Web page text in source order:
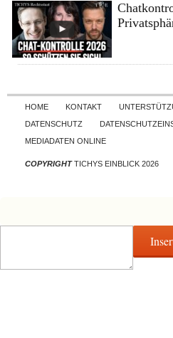
HOME KONTAKT
DATENSCHUTZ
MEDIADATEN ONLINE
COPYRIGHTTICHYS EINBLICK 2026